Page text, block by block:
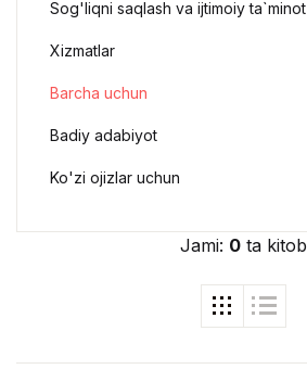
Jami: 0ta kitob
Sog'liqni saqlash va ijtimoiy ta`minot
Xizmatlar
Barcha uchun
Badiy adabiyot
Ko'zi ojizlar uchun